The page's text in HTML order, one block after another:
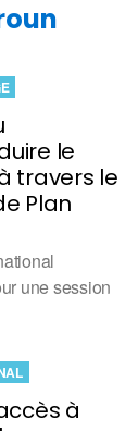
le
travers le
Plan
une session
à